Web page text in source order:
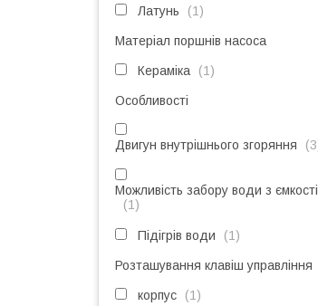
Латунь 1
Матеріал поршнів насоса
Кераміка 1
Особливості
Двигун внутрішнього згоряння 3
Можливість забору води з ємкості
1
Підігрів води 1
Розташування клавіш управління
корпус 1